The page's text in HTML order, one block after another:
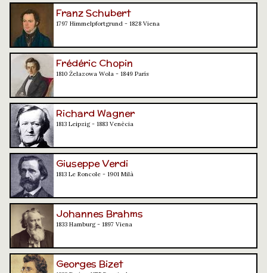
Franz Schubert
1797 Himmelpfortgrund - 1828 Viena
Frédéric Chopin
1810 Żelazowa Wola - 1849 París
Richard Wagner
1813 Leipzig - 1883 Venècia
Giuseppe Verdi
1813 Le Roncole - 1901 Milà
Johannes Brahms
1833 Hamburg - 1897 Viena
Georges Bizet